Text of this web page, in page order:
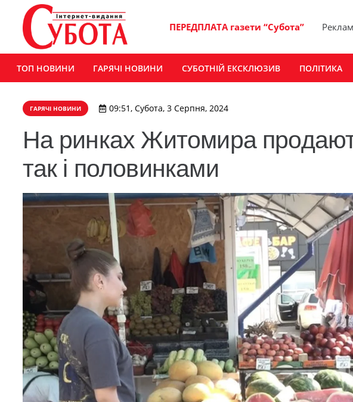
ПЕРЕДПЛАТА газети “Субота”
ТОП НОВИНИ ГАРЯЧІ НОВИНИ СУБОТНІЙ ЕКСКЛЮЗИВ ПОЛІТИКА
ГАРЯЧІ НОВИНИ 09:51, Субота, 3 Серпня, 2024
На ринках Житомира
так і половинками